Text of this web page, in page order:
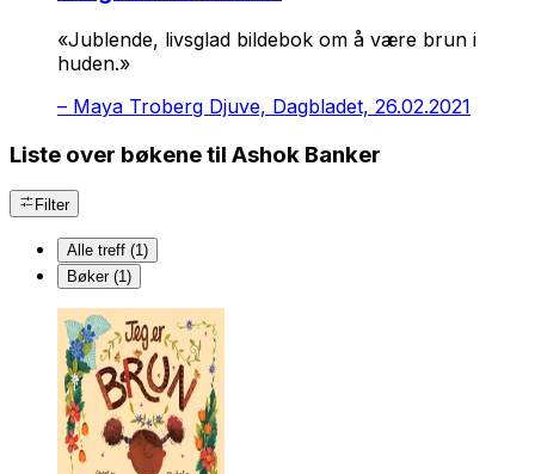
«Jublende, livsglad bildebok om å være brun i
huden.»
– Maya Troberg Djuve, Dagbladet, 26.02.2021
Liste over bøkene til Ashok Banker
Filter
Alle treff (1)
Bøker (1)